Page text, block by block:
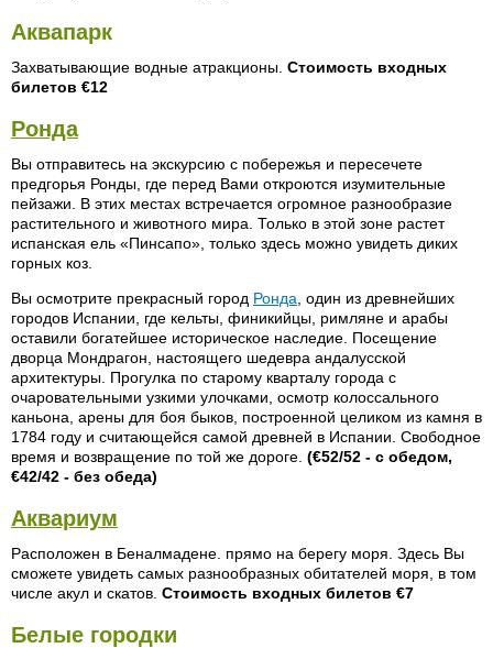
Аквапарк
Захватывающие водные атракционы. Стоимость входных
билетов €12
Ронда
Вы отправитесь на экскурсию с побережья и пересечете
предгорья Ронды, где перед Вами откроются изумительные
пейзажи. В этих местах встречается огромное разнообразие
растительного и животного мира. Только в этой зоне растет
испанская ель «Пинсапо», только здесь можно увидеть диких
горных коз.
Вы осмотрите прекрасный город Ронда , один из древнейших
городов Испании, где кельты, финикийцы, римляне и арабы
оставили богатейшее историческое наследие. Посещение
дворца Мондрагон, настоящего шедевра андалусской
архитектуры. Прогулка по старому кварталу города с
очаровательными узкими улочками, осмотр колоссального
каньона, арены для боя быков, построенной целиком из камня в
1784 году и считающейся самой древней в Испании. Свободное
время и возвращение по той же дороге. (€52/52 - с обедом,
€42/42 - без обеда)
Аквариум
Расположен в Беналмадене. прямо на берегу моря. Здесь Вы
сможете увидеть самых разнообразных обитателей моря, в том
числе акул и скатов. Стоимость входных билетов €7
Белые городки